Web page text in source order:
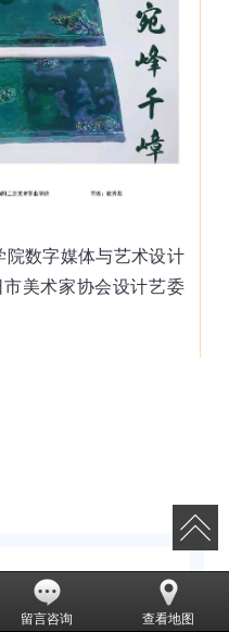
数字媒体与艺术设计
美术家协会设计艺委
留言咨询 查看地图